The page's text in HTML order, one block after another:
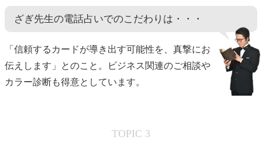
ざぎ先生の電話占いでのこだわりは・・・
「信頼するカードが導き出す可能性を、真撃にお
伝えします」とのこと。ビジネス関連のご相談や
カラー診断も得意としています。
TOPIC 3